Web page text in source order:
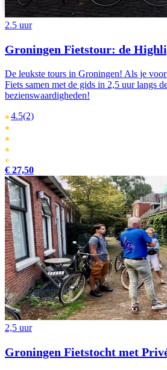
Português
2.5 uur
Groningen Fietstour: de
De leukste tours in Groningen! Als je voor
Fiets samen met de gids in 2,5 uur langs
bezienswaardigheden!
4.5(2)
€ 27,50
2,5 uur
Groningen Fietstocht met